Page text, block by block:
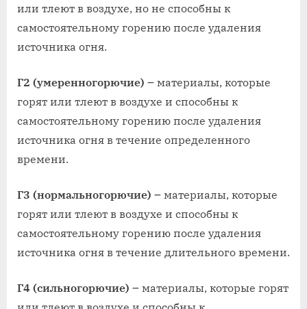
или тлеют в воздухе, но не способны к
самостоятельному горению после удаления
источника огня.
Г2 (умеренногорючие) ౼ материалы, которые
горят или тлеют в воздухе и способны к
самостоятельному горению после удаления
источника огня в течение определенного
времени.
Г3 (нормальногорючие) ౼ материалы, которые
горят или тлеют в воздухе и способны к
самостоятельному горению после удаления
источника огня в течение длительного времени.
Г4 (сильногорючие) ౼ материалы, которые горят